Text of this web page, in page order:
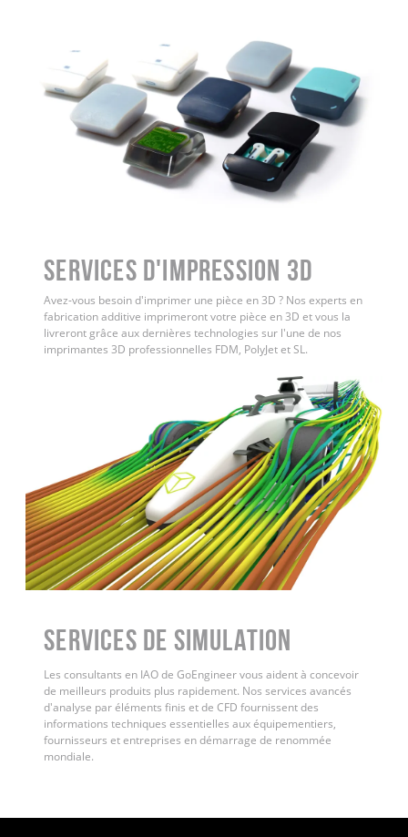
Services d'impression 3D
Avez-vous besoin d'imprimer une pièce en 3D ? Nos experts en
fabrication additive imprimeront votre pièce en 3D et vous la
livreront grâce aux dernières technologies sur l'une de nos
imprimantes 3D professionnelles FDM, PolyJet et SL.
Services de simulation
Les consultants en IAO de GoEngineer vous aident à concevoir
de meilleurs produits plus rapidement. Nos services avancés
d'analyse par éléments finis et de CFD fournissent des
informations techniques essentielles aux équipementiers,
fournisseurs et entreprises en démarrage de renommée
mondiale.